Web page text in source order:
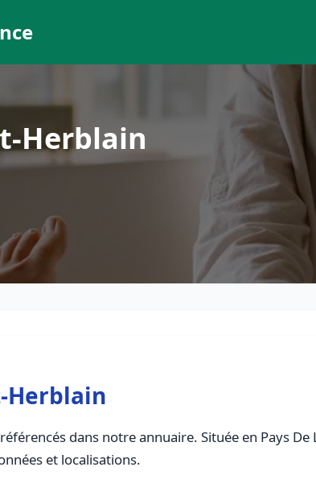
Herblain
Herblain
référencés dans notre annuaire. Située en Pays
et localisations.